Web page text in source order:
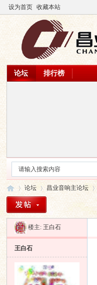
设为首页 收藏本站
论坛 排行榜
»
论坛
›
昌业音响主论坛
楼主: 王白石
王白石